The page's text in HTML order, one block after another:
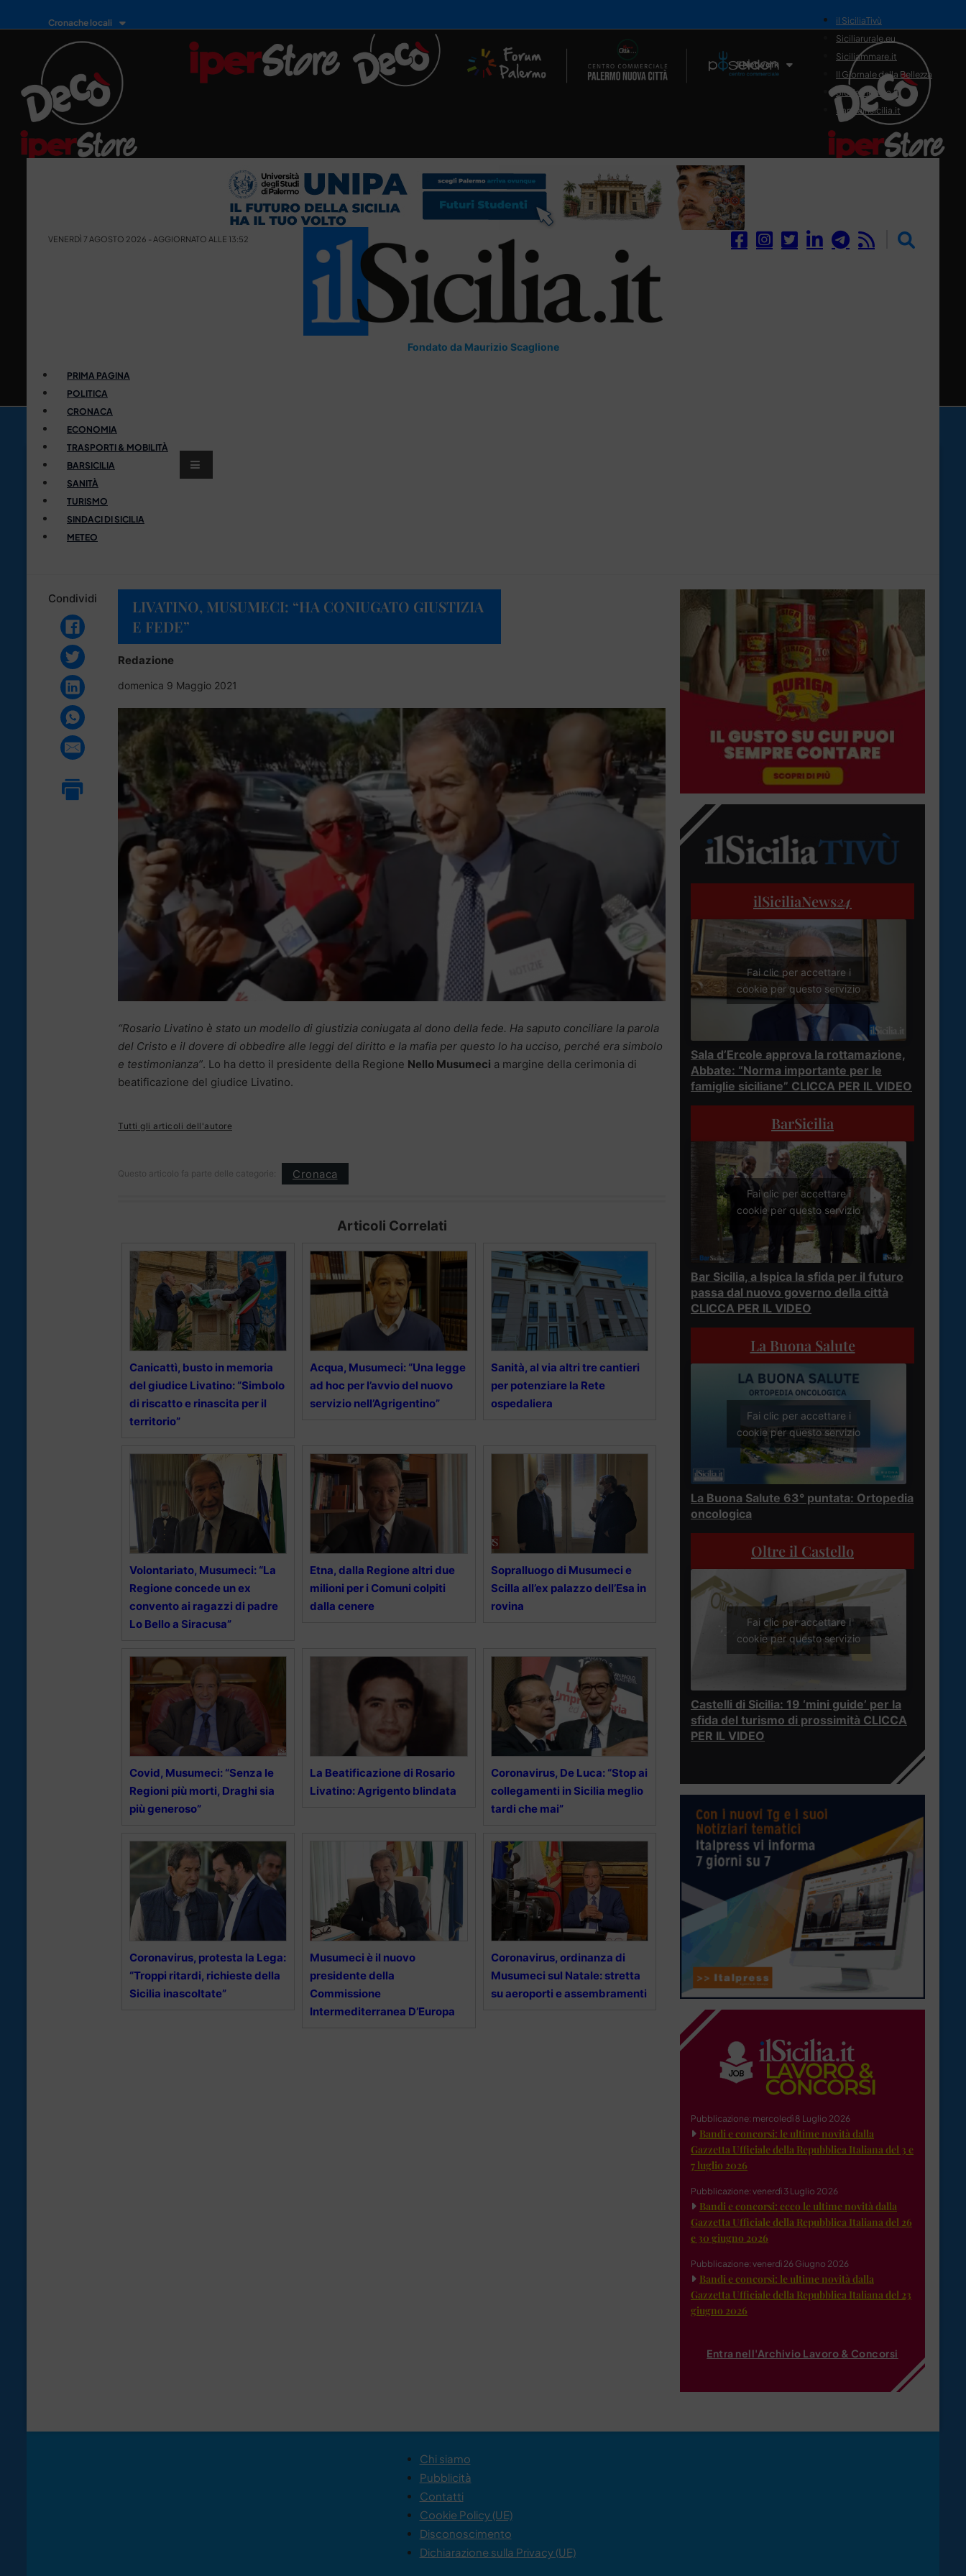
Cronache locali
Il Network
il SiciliaTivù
Siciliarurale.eu
Siciliammare.it
Il Giornale della Bellezza
Siciliamedica.it
Sanitainsicilia.it
VENERDÌ 7 AGOSTO 2026 - AGGIORNATO ALLE 13:52
Fondato da Maurizio Scaglione
PRIMA PAGINA
POLITICA
CRONACA
ECONOMIA
TRASPORTI & MOBILITÀ
BARSICILIA
SANITÀ
TURISMO
SINDACI DI SICILIA
METEO
Condividi
LIVATINO, MUSUMECI: “HA CONIUGATO GIUSTIZIA
E FEDE”
Redazione
domenica 9 Maggio 2021
“Rosario Livatino è stato un modello di giustizia coniugata al dono della fede. Ha saputo conciliare la parola
del Cristo e il dovere di obbedire alle leggi del diritto e la mafia per questo lo ha ucciso, perché era simbolo
e testimonianza”. Lo ha detto il presidente della Regione Nello Musumeci a margine della cerimonia di
beatificazione del giudice Livatino.
Tutti gli articoli dell'autore
Questo articolo fa parte delle categorie: Cronaca
Articoli Correlati
Canicattì, busto in memoria
del giudice Livatino: “Simbolo
di riscatto e rinascita per il
territorio”
Acqua, Musumeci: “Una legge
ad hoc per l’avvio del nuovo
servizio nell’Agrigentino”
Sanità, al via altri tre cantieri
per potenziare la Rete
ospedaliera
Volontariato, Musumeci: “La
Regione concede un ex
convento ai ragazzi di padre
Lo Bello a Siracusa”
Etna, dalla Regione altri due
milioni per i Comuni colpiti
dalla cenere
Sopralluogo di Musumeci e
Scilla all’ex palazzo dell’Esa in
rovina
Covid, Musumeci: “Senza le
Regioni più morti, Draghi sia
più generoso”
La Beatificazione di Rosario
Livatino: Agrigento blindata
Coronavirus, De Luca: “Stop ai
collegamenti in Sicilia meglio
tardi che mai”
Coronavirus, protesta la Lega:
“Troppi ritardi, richieste della
Sicilia inascoltate”
Musumeci è il nuovo
presidente della
Commissione
Intermediterranea D’Europa
Coronavirus, ordinanza di
Musumeci sul Natale: stretta
su aeroporti e assembramenti
ilSiciliaNews24
Fai clic per accettare i
cookie per questo servizio
Sala d’Ercole approva la rottamazione,
Abbate: “Norma importante per le
famiglie siciliane” CLICCA PER IL VIDEO
BarSicilia
Fai clic per accettare i
cookie per questo servizio
Bar Sicilia, a Ispica la sfida per il futuro
passa dal nuovo governo della città
CLICCA PER IL VIDEO
La Buona Salute
Fai clic per accettare i
cookie per questo servizio
La Buona Salute 63° puntata: Ortopedia
oncologica
Oltre il Castello
Fai clic per accettare i
cookie per questo servizio
Castelli di Sicilia: 19 ‘mini guide’ per la
sfida del turismo di prossimità CLICCA
PER IL VIDEO
Pubblicazione: mercoledì 8 Luglio 2026
Bandi e concorsi: le ultime novità dalla
Gazzetta Ufficiale della Repubblica Italiana del 3 e
7 luglio 2026
Pubblicazione: venerdì 3 Luglio 2026
Bandi e concorsi: ecco le ultime novità dalla
Gazzetta Ufficiale della Repubblica Italiana del 26
e 30 giugno 2026
Pubblicazione: venerdì 26 Giugno 2026
Bandi e concorsi: le ultime novità dalla
Gazzetta Ufficiale della Repubblica Italiana del 23
giugno 2026
Entra nell'Archivio Lavoro & Concorsi
Chi siamo
Pubblicità
Contatti
Cookie Policy (UE)
Disconoscimento
Dichiarazione sulla Privacy (UE)